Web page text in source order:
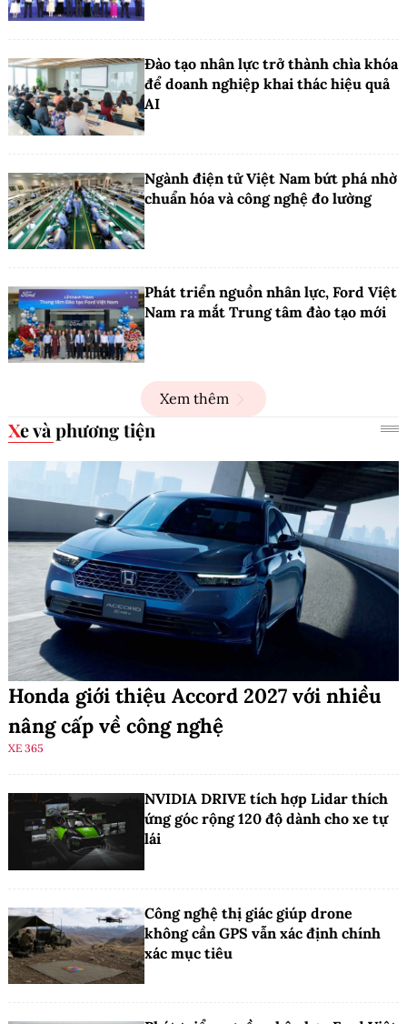
Đào tạo nhân lực trở thành chìa khóa
để doanh nghiệp khai thác hiệu quả
AI
Ngành điện tử Việt Nam bứt phá nhờ
chuẩn hóa và công nghệ đo lường
Phát triển nguồn nhân lực, Ford Việt
Nam ra mắt Trung tâm đào tạo mới
Xem thêm
Xe và phương tiện
Honda giới thiệu Accord 2027 với nhiều
nâng cấp về công nghệ
XE 365
NVIDIA DRIVE tích hợp Lidar thích
ứng góc rộng 120 độ dành cho xe tự
lái
Công nghệ thị giác giúp drone
không cần GPS vẫn xác định chính
xác mục tiêu